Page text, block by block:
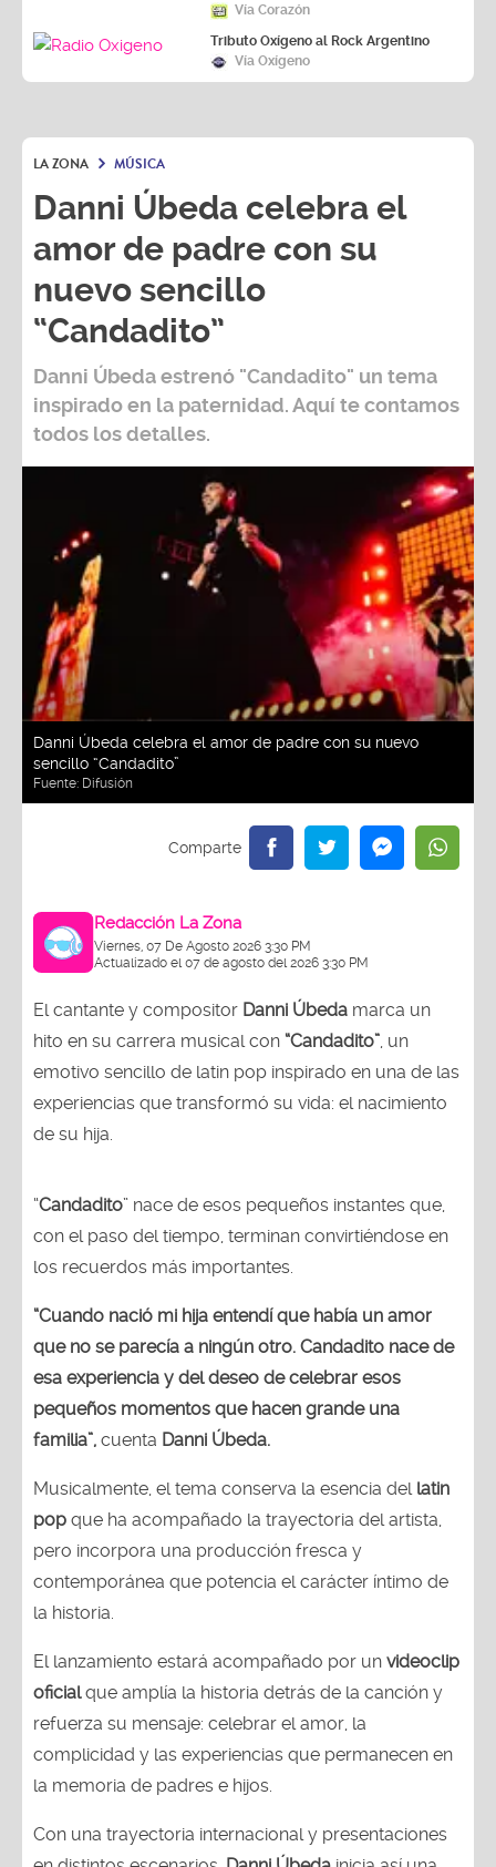
Vía Corazón
Tributo Oxígeno al Rock Argentino
Vía Oxígeno
LA ZONA MÚSICA
Danni Úbeda celebra el
amor de padre con su
nuevo sencillo
“Candadito”
Danni Úbedaestrenó "Candadito" un tema
inspirado en la paternidad. Aquí te contamos
todos los detalles.
Danni Úbeda celebra el amor de padre con su nuevo
sencillo “Candadito”
Fuente: Difusión
Redacción La Zona
Viernes, 07 De Agosto 2026 3:30 PM
Actualizado el 07 de agosto del 2026 3:30 PM
El cantante y compositor Danni Úbeda marca un
hito en su carrera musical con “Candadito” , un
emotivo sencillo de latin pop inspirado en una de las
experiencias que transformó su vida: el nacimiento
de su hija.
“Candadito” nace de esos pequeños instantes que,
con el paso del tiempo, terminan convirtiéndose en
los recuerdos más importantes.
“Cuando nació mi hija entendí que había un amor
que no se parecía a ningún otro. Candadito nace de
esa experiencia y del deseo de celebrar esos
pequeños momentos que hacen grande una
familia”, cuenta Danni Úbeda.
Musicalmente, el tema conserva la esencia del latin
pop que ha acompañado la trayectoria del artista,
pero incorpora una producción fresca y
contemporánea que potencia el carácter íntimo de
la historia.
El lanzamiento estará acompañado por un videoclip
oficialque amplía la historia detrás de la canción y
refuerza su mensaje: celebrar el amor, la
complicidad y las experiencias que permanecen en
la memoria de padres e hijos.
Con una trayectoria internacional y presentaciones